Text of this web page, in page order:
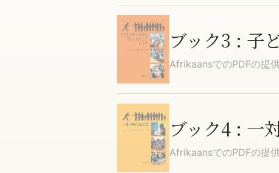
ブック3 : 子
AfrikaansでのPDFの提
ブック4 : 一
AfrikaansでのPDFの提